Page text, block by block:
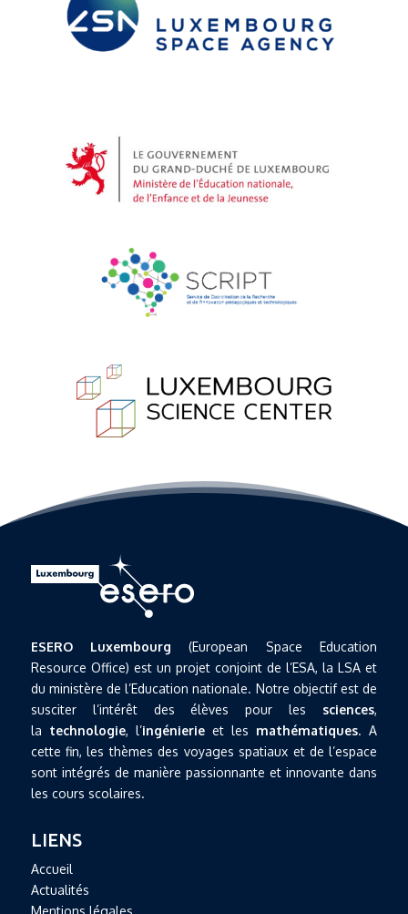
ESERO Luxembourg (European Space Education
Resource Office) est un projet conjoint de l’ESA, la LSA et
du ministère de l’Education nationale. Notre objectif est de
susciter l’intérêt des élèves pour les sciences,
la technologie, l’ingénierieet les mathématiques. A
cette fin, les thèmes des voyages spatiaux et de l’espace
sont intégrés de manière passionnante et innovante dans
les cours scolaires.
LIENS
Accueil
Actualités
Mentions légales